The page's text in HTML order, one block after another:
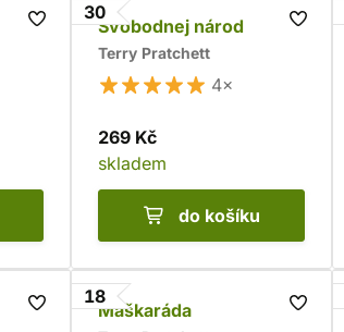
30
Svobodnej národ
Terry Pratchett
4×
269 Kč
skladem
do košíku
18
Maškaráda